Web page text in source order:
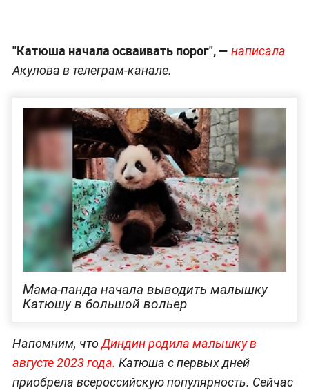
"Катюша начала осваивать порог", — написала
Акулова в телеграм-канале.
Мама-панда начала выводить малышку
Катюшу в большой вольер
Напомним, чтоДиндин родила малышку в
августе 2023 года. Катюша с первых дней
приобрела всероссийскую популярность. Сейчас